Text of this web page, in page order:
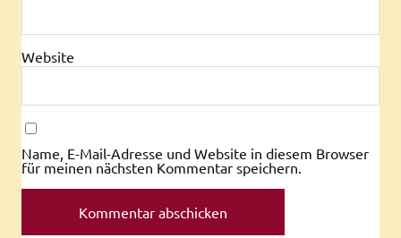
Website
Name, E-Mail-Adresse und Website in diesem Browser
für meinen nächsten Kommentar speichern.